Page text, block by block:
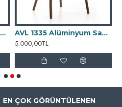
AVL 1220 Alüminyum Sandalye AVL 1335 Alüminyum Sandalye
5.000,00TL
EN ÇOK GÖRÜNTÜLENEN